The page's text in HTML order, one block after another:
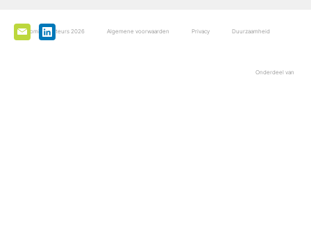
De Boominspecteurs 2026 Algemene voorwaarden Privacy Duurzaamheid
Onderdeel van